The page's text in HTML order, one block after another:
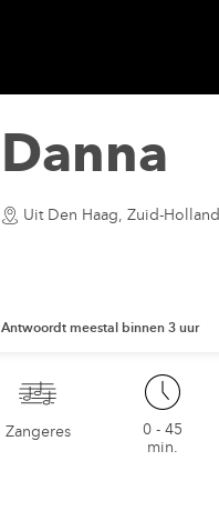
Danna
Uit Den Haag, Zuid-Holland
Antwoordt meestal binnen 3 uur
Zangeres
0 - 45
min.